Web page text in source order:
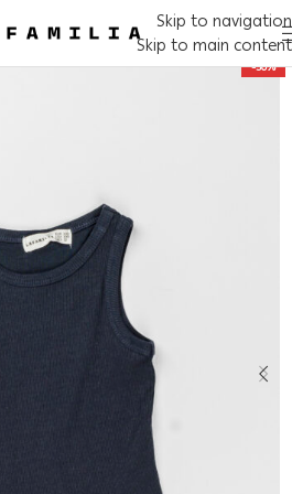
Skip to navigation
Skip to main content
-50%